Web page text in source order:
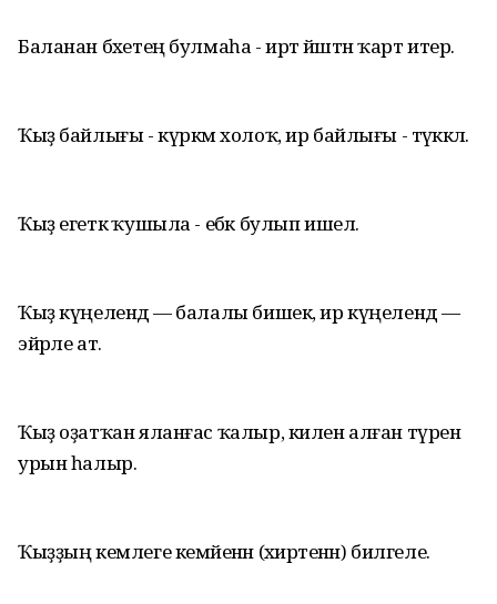
Баланан бәхетең булмаһа - иртә йәштән ҡарт итер.
Ҡыҙ байлығы - күркәм холоҡ, ир байлығы - тәүәккәл.
Ҡыҙ егеткә ҡушыла - ебәк булып ишелә.
Ҡыҙ күңелендә — балалы бишек, ир күңелендә —
эйәрле ат.
Ҡыҙ оҙатҡан яланғас ҡалыр, килен алған түренә
урын һалыр.
Ҡыҙҙың кемлеге кемәйенән (әхирәтенән) билгеле.